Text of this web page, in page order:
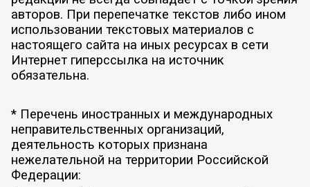
авторов. При перепечатке текстов либо ином
использовании текстовых материалов с
настоящего сайта на иных ресурсах в сети
Интернет гиперссылка на источник
обязательна.
* Перечень иностранных и международных
неправительственных организаций,
деятельность которых признана
нежелательной на территории Российской
Федерации: